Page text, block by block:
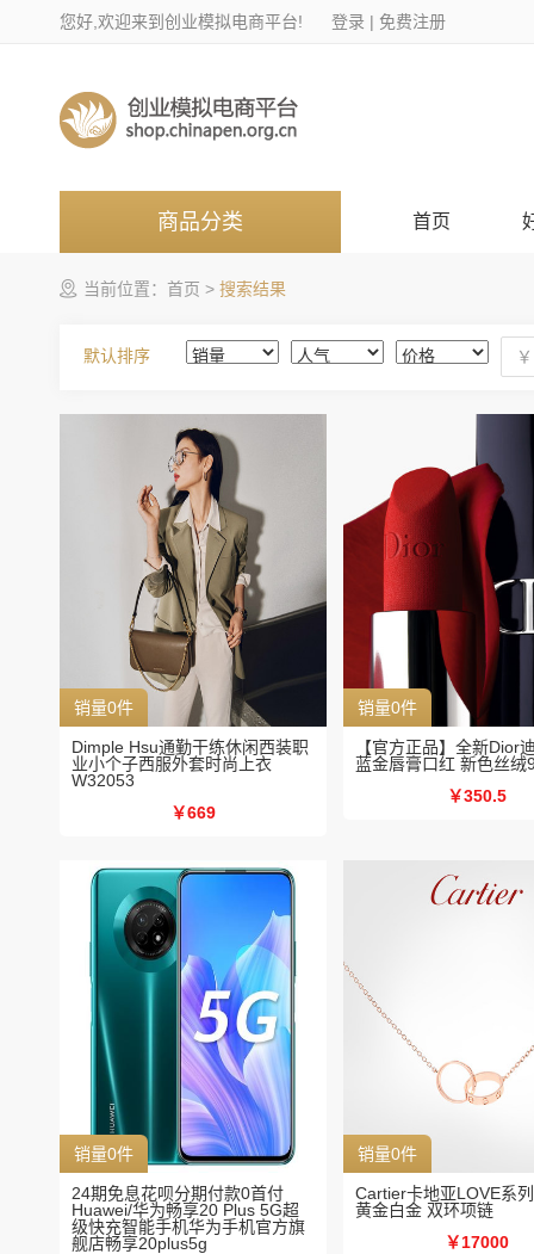
您好,欢迎来到创业模拟电商平台! 登录 | 免费注册
商品分类 首页
当前位置： 首页 > 搜索结果
默认排序
销量0件
Dimple Hsu通勤干练休闲西装职
业小个子西服外套时尚上衣
W32053
￥669
销量0件
【官方正品】全新Dior
蓝金唇膏口红 新色丝绒
￥350.5
销量0件
24期免息花呗分期付款0首付
Huawei/华为畅享20 Plus 5G超
级快充智能手机华为手机官方旗
舰店畅享20plus5g
销量0件
Cartier卡地亚LOVE系
黄金白金 双环项链
￥17000